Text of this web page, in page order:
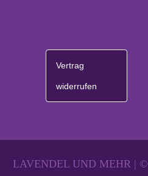
Vertrag
widerrufen
LAVENDEL UND MEHR |